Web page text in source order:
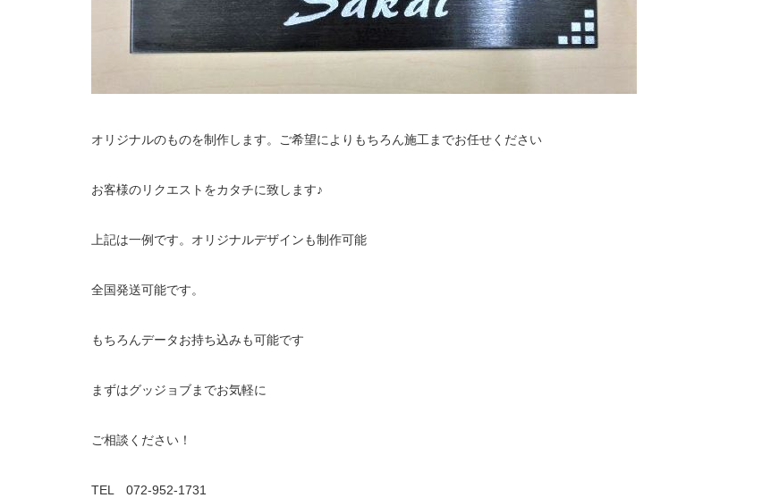
オリジナルのものを制作します。ご希望によりもちろん施工までお任せください
お客様のリクエストをカタチに致します♪
上記は一例です。オリジナルデザインも制作可能
全国発送可能です。
もちろんデータお持ち込みも可能です
まずはグッジョブまでお気軽に
ご相談ください！
TEL 072-952-1731